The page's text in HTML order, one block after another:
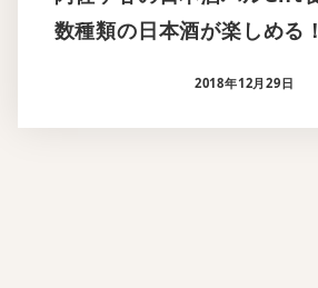
数種類の日本酒が楽しめる！
2018年12月29日